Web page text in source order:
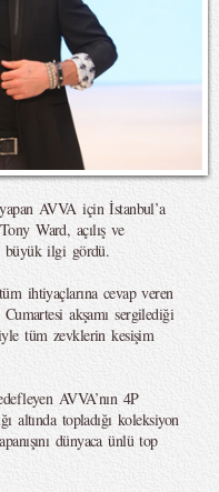
AVVA için İstanbul’a
Ward, açılış ve
büyük ilgi gördü.
ihtiyaçlarına cevap veren
akşamı sergilediği
tüm zevklerin kesişim
AVVA’nın 4P
altında topladığı koleksiyon
dünyaca ünlü top